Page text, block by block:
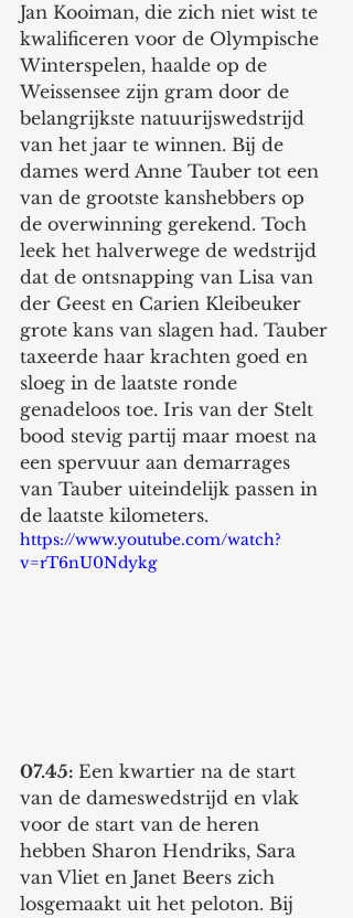
Jan Kooiman, die zich niet wist te
kwalificeren voor de Olympische
Winterspelen, haalde op de
Weissensee zijn gram door de
belangrijkste natuurijswedstrijd
van het jaar te winnen. Bij de
dames werd Anne Tauber tot een
van de grootste kanshebbers op
de overwinning gerekend. Toch
leek het halverwege de wedstrijd
dat de ontsnapping van Lisa van
der Geest en Carien Kleibeuker
grote kans van slagen had. Tauber
taxeerde haar krachten goed en
sloeg in de laatste ronde
genadeloos toe. Iris van der Stelt
bood stevig partij maar moest na
een spervuur aan demarrages
van Tauber uiteindelijk passen in
de laatste kilometers.
https://www.youtube.com/watch?
v=rT6nU0Ndykg
07.45: Een kwartier na de start
van de dameswedstrijd en vlak
voor de start van de heren
hebben Sharon Hendriks, Sara
van Vliet en Janet Beers zich
losgemaakt uit het peloton. Bij